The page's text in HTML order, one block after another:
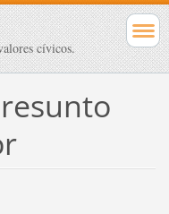
cívicos.